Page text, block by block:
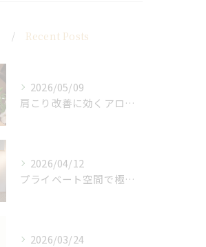
Recent Posts
2026/05/09
肩こり改善に効くアロマリンパの手技と効果
2026/04/12
プライベート空間で極上アロマリンパケアの効果
2026/03/24